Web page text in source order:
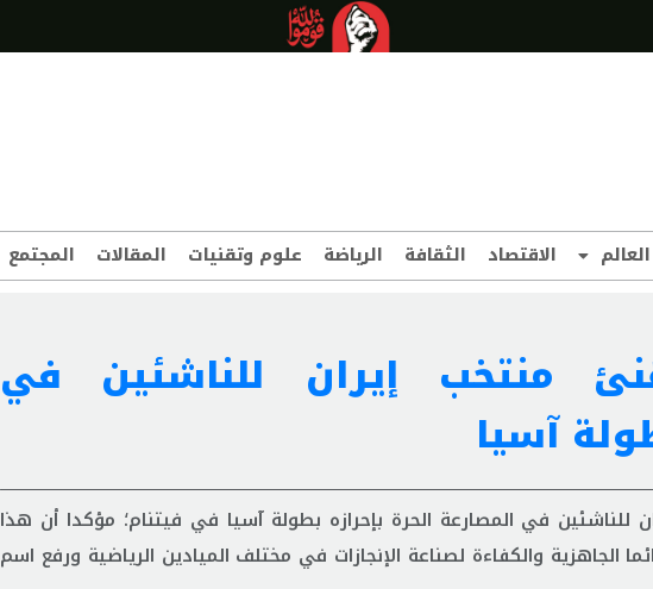
العالم الاقتصاد الثقافة الرياضة علوم وتقنيات المقالات المجتمع
منتخب إيران للناشئين في
آسيا
في المصارعة الحرة بإحرازه بطولة آسيا في فيتنام؛ مؤكدا أن هذا
الجاهزية والكفاءة لصناعة الإنجازات في مختلف الميادين الرياضية ورفع اسم